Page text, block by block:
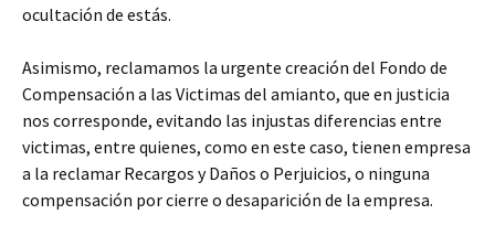
ocultación de estás.
Asimismo, reclamamos la urgente creación del Fondo de
Compensación a las Victimas del amianto, que en justicia
nos corresponde, evitando las injustas diferencias entre
victimas, entre quienes, como en este caso, tienen empresa
a la reclamar Recargos y Daños o Perjuicios, o ninguna
compensación por cierre o desaparición de la empresa.